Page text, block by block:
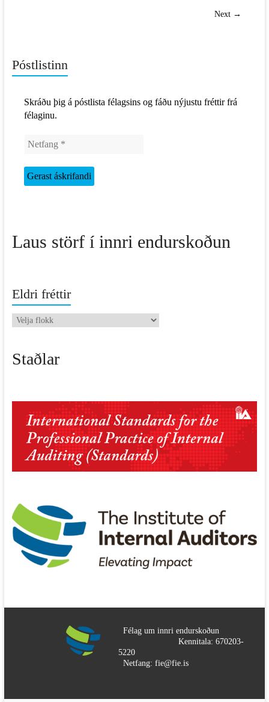
Next →
Póstlistinn
Skráðu þig á póstlista félagsins og fáðu nýjustu fréttir frá
félaginu.
Laus störf í innri endurskoðun
Eldri fréttir
Eldri
Staðlar
Félag um innri endurskoðun
Kennitala: 670203-
5220
Netfang: fie@fie.is